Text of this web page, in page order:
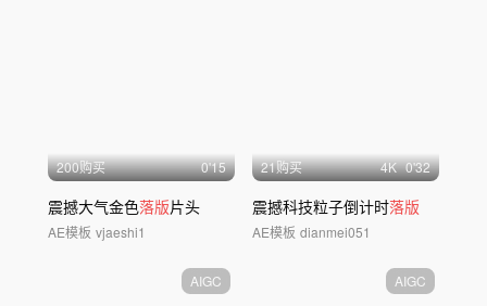
200购买 0'15
震撼大气金色落版片头
AE模板 vjaeshi1
21购买 4K 0'32
震撼科技粒子倒计时落版
AE模板 dianmei051
AIGC AIGC